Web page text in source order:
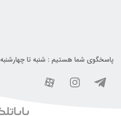
پاسخگوی شما هستیم : شنبه تا چهارشنبه 9:00-17:30 . پنج شنبه 9:00-14:00